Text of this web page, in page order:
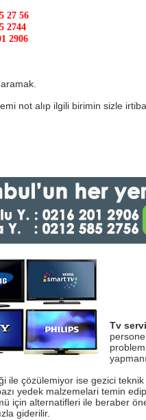
27 56
2744
2906
not alıp ilgili birimin sizle
Tv
ile çözülemiyor ise gezici teknik
yedek malzemelari temin
için alternatifleri ile beraber
giderilir.